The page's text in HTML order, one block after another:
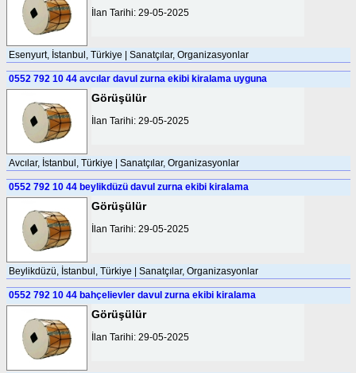
İlan Tarihi: 29-05-2025
Esenyurt, İstanbul, Türkiye | Sanatçılar, Organizasyonlar
0552 792 10 44 avcılar davul zurna ekibi kiralama uyguna
Görüşülür
İlan Tarihi: 29-05-2025
Avcılar, İstanbul, Türkiye | Sanatçılar, Organizasyonlar
0552 792 10 44 beylikdüzü davul zurna ekibi kiralama
Görüşülür
İlan Tarihi: 29-05-2025
Beylikdüzü, İstanbul, Türkiye | Sanatçılar, Organizasyonlar
0552 792 10 44 bahçelievler davul zurna ekibi kiralama
Görüşülür
İlan Tarihi: 29-05-2025